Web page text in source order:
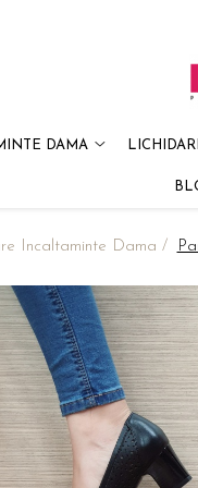
DAMA
Incaltaminte Dama /